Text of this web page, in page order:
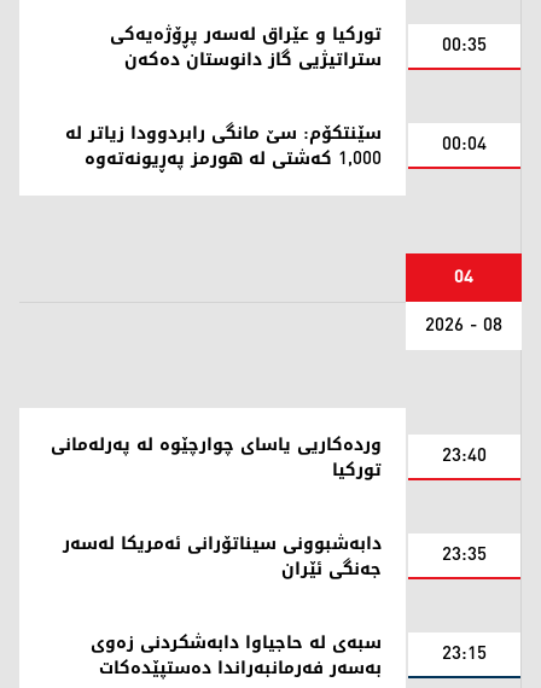
00:35 تورکیا و عێراق لەسەر پڕۆژەیەکی
ستراتیژیی گاز دانوستان دەکەن
00:04 سێنتکۆم: سێ مانگی رابردوودا زیاتر لە
1,000 کەشتی لە هورمز پەڕیونەتەوە
04
08 - 2026
23:40 وردەکاریی یاسای چوارچێوە لە پەرلەمانی
تورکیا
23:35 دابەشبوونی سیناتۆرانی ئەمریکا لەسەر
جەنگی ئێران
23:15 سبەی لە حاجیاوا دابەشکردنی زەوی
بەسەر فەرمانبەراندا دەستپێدەکات